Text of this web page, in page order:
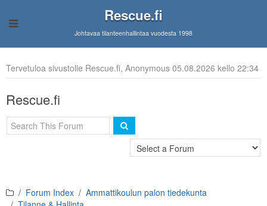
Rescue.fi
Johtavaa tilanteenhallintaa vuodesta 1998
Tervetuloa sivustolle Rescue.fi, Anonymous 05.08.2026 kello 22:34
Rescue.fi
Forum Index
Ammattikoulun palon tiedekunta